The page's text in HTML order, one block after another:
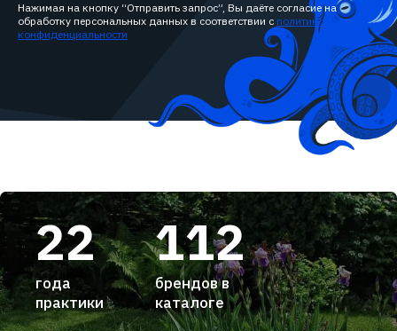
Нажимая на кнопку “Отправить запрос”, Вы даёте согласие на
обработку персональных данных в соответствии с политикой
конфиденциальности
22
года
практики
112
брендов в
каталоге